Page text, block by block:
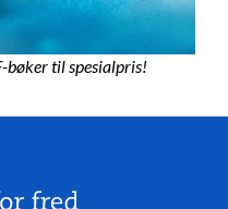
bøker til spesialpris!